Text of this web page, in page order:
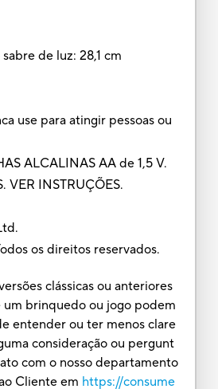
de luz: 28,1 cm
use para atingir pessoas ou
ALCALINAS AA de 1,5 V.
VER INSTRUÇÕES.
os direitos reservados.
clássicas ou anteriores
um brinquedo ou jogo podem
entender ou ter menos clare
consideração ou pergunt
com o nosso departamento
Cliente em https://consume